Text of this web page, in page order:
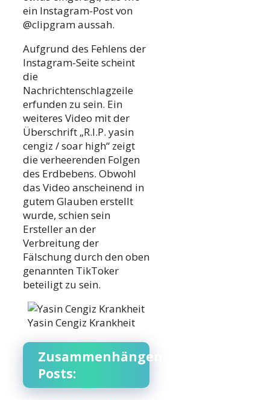
ein Instagram-Post von
@clipgram aussah.
Aufgrund des Fehlens der
Instagram-Seite scheint
die
Nachrichtenschlagzeile
erfunden zu sein. Ein
weiteres Video mit der
Überschrift „R.I.P. yasin
cengiz / soar high“ zeigt
die verheerenden Folgen
des Erdbebens. Obwohl
das Video anscheinend in
gutem Glauben erstellt
wurde, schien sein
Ersteller an der
Verbreitung der
Fälschung durch den oben
genannten TikToker
beteiligt zu sein.
Yasin Cengiz Krankheit
Zusammenhängende
Posts: